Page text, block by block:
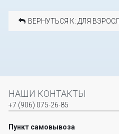
ВЕРНУТЬСЯ К: ДЛЯ
НАШИ КОНТАКТЫ
+7 (906) 075-26-85
Пункт самовывоза